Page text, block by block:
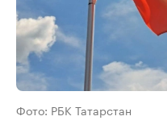
Фото: РБК Татарстан